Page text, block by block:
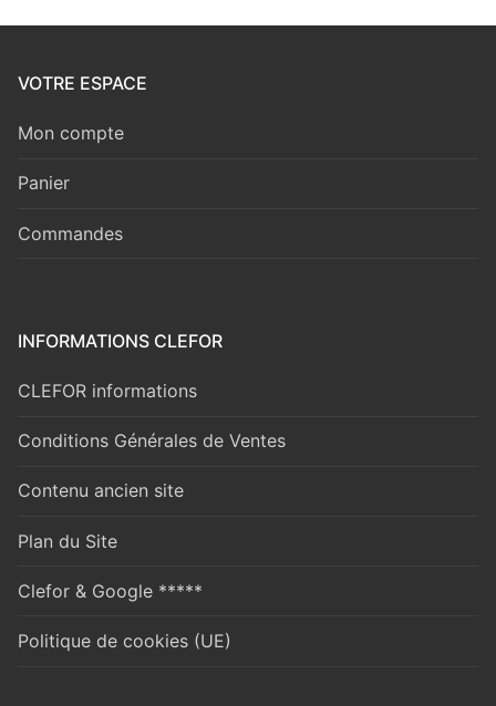
VOTRE ESPACE
Mon compte
Panier
Commandes
INFORMATIONS CLEFOR
CLEFOR informations
Conditions Générales de Ventes
Contenu ancien site
Plan du Site
Clefor & Google *****
Politique de cookies (UE)